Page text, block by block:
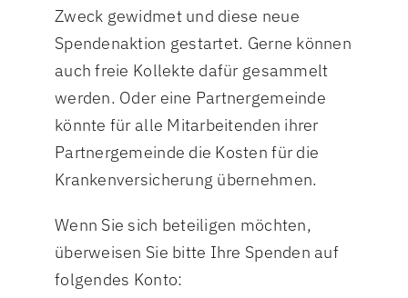
Zweck gewidmet und diese neue
Spendenaktion gestartet. Gerne können
auch freie Kollekte dafür gesammelt
werden. Oder eine Partnergemeinde
könnte für alle Mitarbeitenden ihrer
Partnergemeinde die Kosten für die
Krankenversicherung übernehmen.
Wenn Sie sich beteiligen möchten,
überweisen Sie bitte Ihre Spenden auf
folgendes Konto: